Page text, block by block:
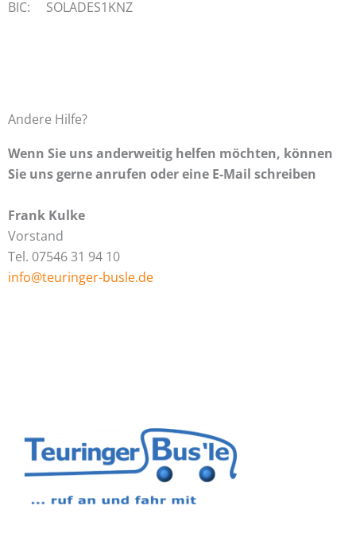
BIC: SOLADES1KNZ
Andere Hilfe?
Wenn Sie uns anderweitig helfen möchten, können
Sie uns gerne anrufen oder eine E-Mail schreiben
Frank Kulke
Vorstand
Tel. 07546 31 94 10
info@teuringer-busle.de